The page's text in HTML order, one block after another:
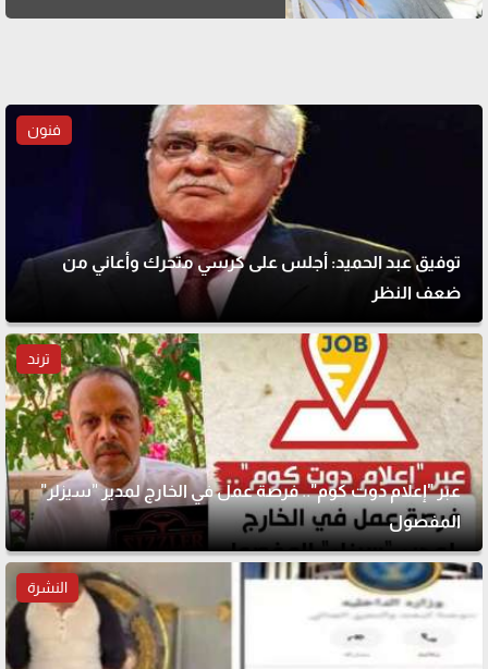
فنون
توفيق عبد الحميد: أجلس على كرسي متحرك وأعاني من
ضعف النظر
ترند
عبر "إعلام دوت كوم".. فرصة عمل في الخارج لمدير "سيزلر"
المفصول
النشرة